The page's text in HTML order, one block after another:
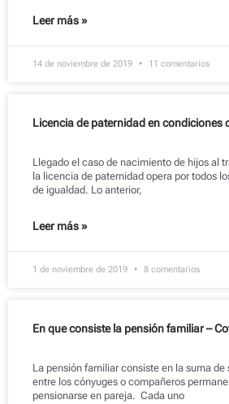
Leer más »
14 de noviembre de 2019 11 comentarios
Licencia de paternidad en condiciones
Llegado el caso de nacimiento de hijos al
la licencia de paternidad opera por todos
de igualdad. Lo anterior,
Leer más »
1 de noviembre de 2019 8 comentarios
En que consiste la pensión familiar –
La pensión familiar consiste en la suma
entre los cónyuges o compañeros
pensionarse en pareja. Cada uno